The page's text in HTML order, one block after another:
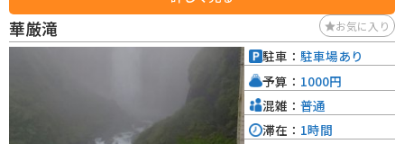
おり、副邸は「国際避暑地歴史館」として公開されています。また、園内か
らは中禅寺湖の美しい風景を楽しむことができ、湖ではヨットなどのレクリ
エーションも楽しめます。
華厳滝 お気に入り
駐車： 駐車場あり
予算： 1000円
混雑： 普通
滞在： 1時間